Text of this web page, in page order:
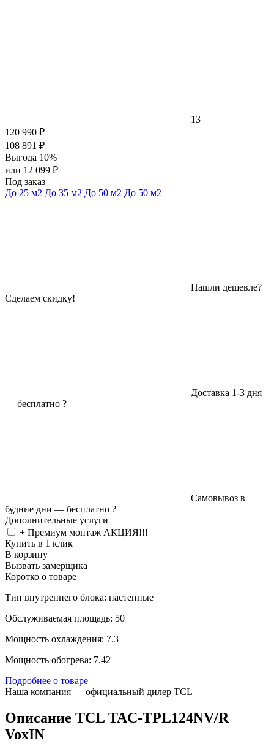
13
120 990 ₽
108 891 ₽
Выгода 10%
или 12 099 ₽
Под заказ
До 25 м2 До 35 м2 До 50 м2 До 50 м2
Нашли дешевле?
Сделаем скидку!
Доставка 1-3 дня
— бесплатно ?
Самовывоз в
будние дни — бесплатно ?
Дополнительные услуги
+ Премиум монтаж АКЦИЯ!!!
Купить в 1 клик
В корзину
Вызвать замерщика
Коротко о товаре
Тип внутреннего блока: настенные
Обслуживаемая площадь: 50
Мощность охлаждения: 7.3
Мощность обогрева: 7.42
Подробнее о товаре
Наша компания — официальный дилер TCL
Описание TCL TAC-TPL124NV/R
VoxIN